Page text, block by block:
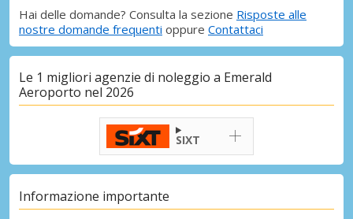
Hai delle domande? Consulta la sezione Risposte alle
nostre domande frequenti oppure Contattaci
Le 1 migliori agenzie di noleggio a Emerald
Aeroporto nel 2026
SIXT
Informazione importante